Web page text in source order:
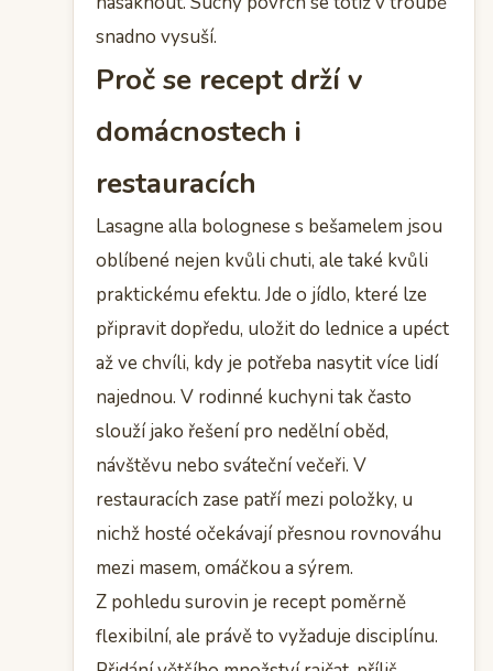
snadno vysuší.
Proč se recept drží v
domácnostech i
restauracích
Lasagne alla bolognese s bešamelem jsou
oblíbené nejen kvůli chuti, ale také kvůli
praktickému efektu. Jde o jídlo, které lze
připravit dopředu, uložit do lednice a upéct
až ve chvíli, kdy je potřeba nasytit více lidí
najednou. V rodinné kuchyni tak často
slouží jako řešení pro nedělní oběd,
návštěvu nebo sváteční večeři. V
restauracích zase patří mezi položky, u
nichž hosté očekávají přesnou rovnováhu
mezi masem, omáčkou a sýrem.
Z pohledu surovin je recept poměrně
flexibilní, ale právě to vyžaduje disciplínu.